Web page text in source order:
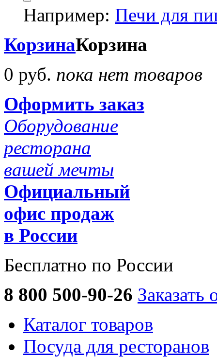
Например: Печи для
КорзинаКорзина
0 руб. пока нет товаров
Оформить заказ
Оборудование
ресторана
вашей мечты
Официальный
офис продаж
в России
Бесплатно по России
8 800 500-90-26 Заказать
Каталог товаров
Посуда для ресторанов